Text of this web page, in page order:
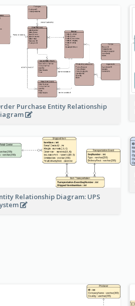
Purchase Entity Relationship
Relationship Diagram: UPS